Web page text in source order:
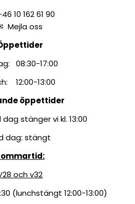
10 162 61 90
Mejla oss
08:30-17:00
12:00-13:00
öppettider
stänger vi kl. 13:00
dag: stängt
och v32
(lunchstängt 12:00-13:00)